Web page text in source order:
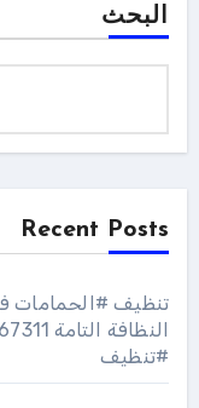
البحث
Recent Posts
تنظيف #الحمامات
#تنظيف